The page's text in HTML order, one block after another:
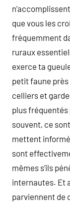
que vous les
fréquemment
ruraux
exerce ta
petit faune près
celliers et
plus
souvent, ce
mettent informé
sont
mêmes s’ils
internautes. Et
parviennent de